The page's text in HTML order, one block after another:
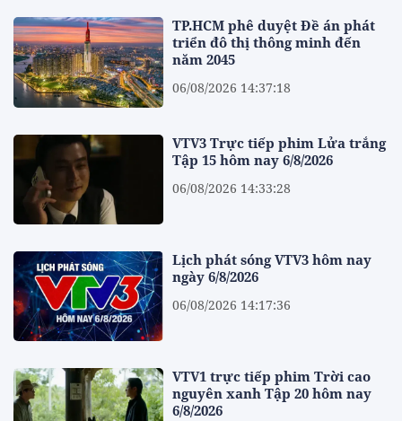
TP.HCM phê duyệt Đề án phát
triển đô thị thông minh đến
năm 2045
06/08/2026 14:37:18
VTV3 Trực tiếp phim Lửa trắng
Tập 15 hôm nay 6/8/2026
06/08/2026 14:33:28
Lịch phát sóng VTV3 hôm nay
ngày 6/8/2026
06/08/2026 14:17:36
VTV1 trực tiếp phim Trời cao
nguyên xanh Tập 20 hôm nay
6/8/2026